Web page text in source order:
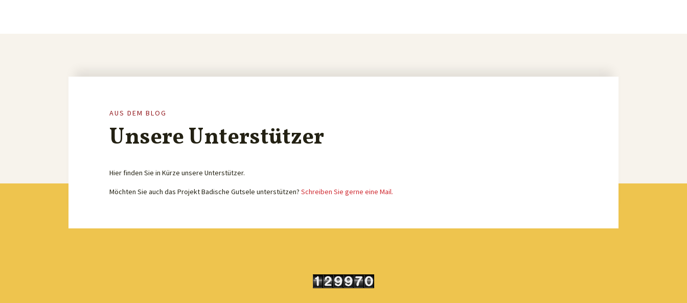
AUS DEM BLOG
Unsere Unterstützer
Hier finden Sie in Kürze unsere Unterstützer.
Möchten Sie auch das Projekt Badische Gutsele unterstützen?Schreiben Sie gerne eine Mail.